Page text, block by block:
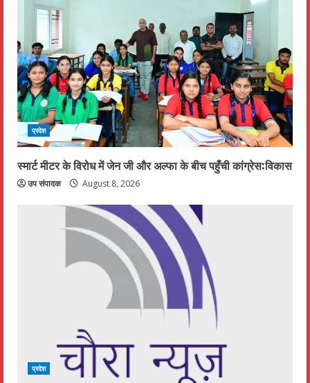
प्रदेश
स्मार्ट मीटर के विरोध में जेन जी और अल्फा के बीच पहुँची कांग्रेस:विकास
उप संपादक August 8, 2026
प्रदेश